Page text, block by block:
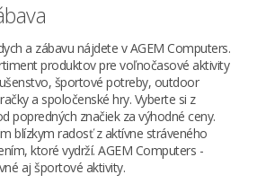
a zábavu nájdete v AGEM Computers.
produktov pre voľnočasové aktivity
športové potreby, outdoor
a spoločenské hry. Vyberte si z
popredných značiek za výhodné ceny.
blízkym radosť z aktívne stráveného
ktoré vydrží. AGEM Computers -
aj športové aktivity.